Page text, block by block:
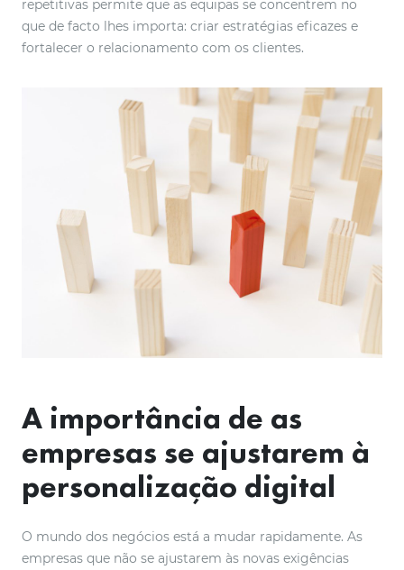
repetitivas permite que as equipas se concentrem no
que de facto lhes importa: criar estratégias eficazes e
fortalecer o relacionamento com os clientes.
A importância de as
empresas se ajustarem à
personalização digital
O mundo dos negócios está a mudar rapidamente. As
empresas que não se ajustarem às novas exigências